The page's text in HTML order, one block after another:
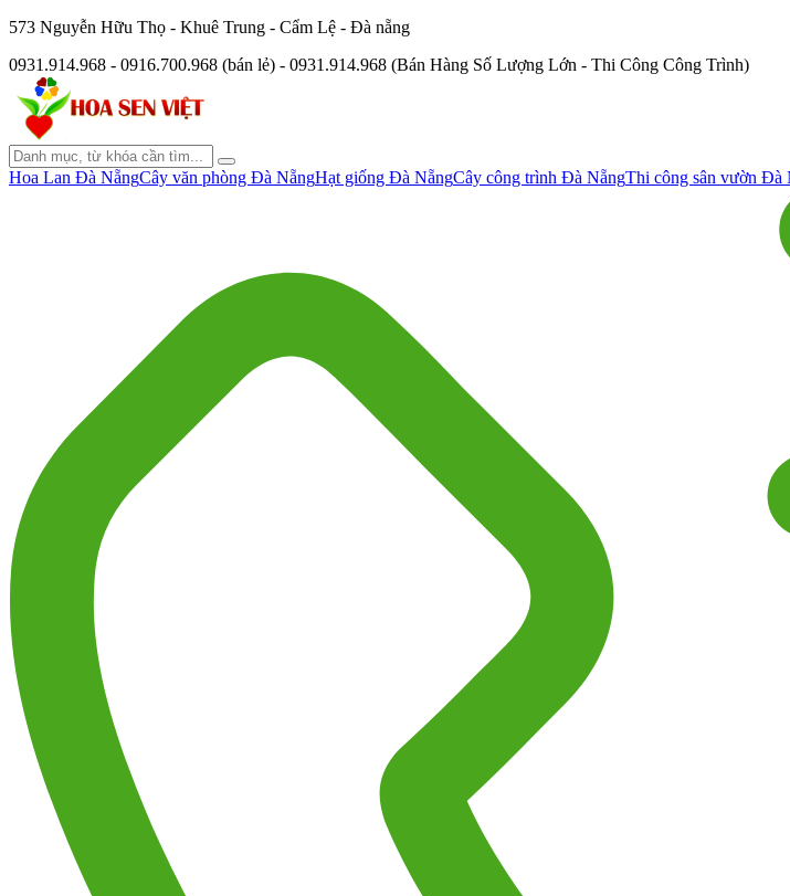
573 Nguyễn Hữu Thọ - Khuê Trung - Cẩm Lệ - Đà nẵng
0931.914.968 - 0916.700.968 (bán lẻ) - 0931.914.968 (Bán Hàng Số Lượng Lớn - Thi Công Công Trình)
Hoa Lan Đà NẵngCây văn phòng Đà NẵngHạt giống Đà NẵngCây công trình Đà NẵngThi công sân vườn Đà